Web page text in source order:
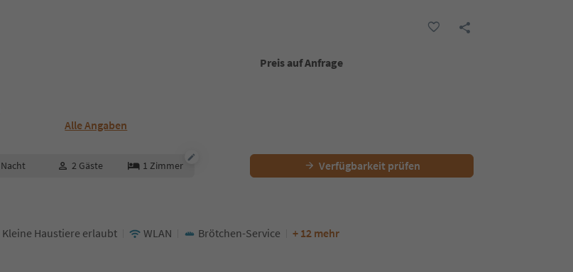
Alle Angaben
Preis auf Anfrage
Nacht 2 Gäste 1 Zimmer Verfügbarkeit prüfen
Kleine Haustiere erlaubt WLAN Brötchen-Service + 12 mehr